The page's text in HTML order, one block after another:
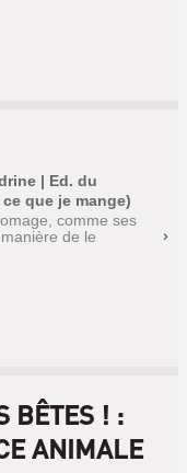
| Ed. du
que je mange)
comme ses
de le
BÊTES ! :
ANIMALE